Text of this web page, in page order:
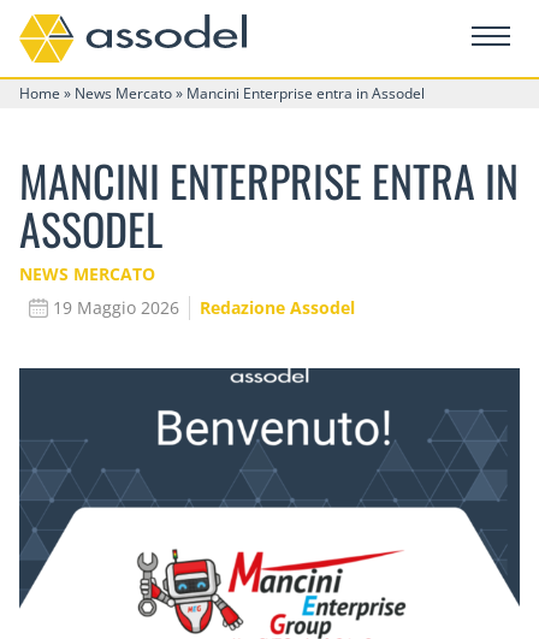
Home » News Mercato» Mancini Enterprise entra in Assodel
MANCINI ENTERPRISE ENTRA IN
ASSODEL
NEWS MERCATO
19 Maggio 2026
Redazione Assodel